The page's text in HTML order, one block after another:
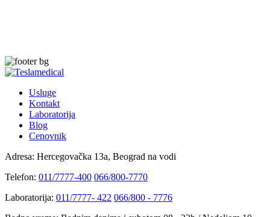
Usluge
Kontakt
Laboratorija
Blog
Cenovnik
Adresa: Hercegovačka 13a, Beograd na vodi
Telefon: 011/7777-400 066/800-7770
Laboratorija: 011/7777- 422 066/800 - 7776